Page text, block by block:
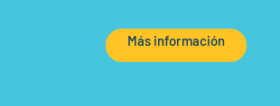
Más información